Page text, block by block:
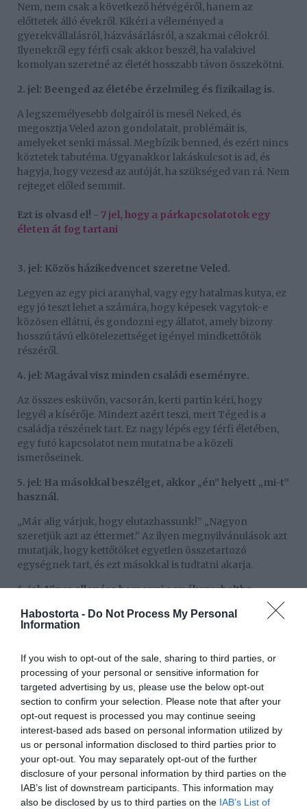
Habostorta - Do Not Process My Personal
Information
If you wish to opt-out of the sale, sharing to third parties, or
processing of your personal or sensitive information for
targeted advertising by us, please use the below opt-out
section to confirm your selection. Please note that after your
opt-out request is processed you may continue seeing
interest-based ads based on personal information utilized by
us or personal information disclosed to third parties prior to
your opt-out. You may separately opt-out of the further
disclosure of your personal information by third parties on the
IAB’s list of downstream participants. This information may
also be disclosed by us to third parties on the IAB’s List of
Nem, nem csak a következő hétvégéről, hanem az
előttetek álló évekről. Kikéri a véleményed a
gyerekvállalásról, házvásárlásról, a szakmai célokról.
Ilyenekről egy férfi csak akkor beszél, ha valakivel
komolyan szeretné az életét hosszabb távon összekötni.
2. jel: Beenged az életébe érzelmileg és fizikailag is.
A legszemélyesebb dolgairól is mesél Neked, és
megosztja Veled azon gondolatait, problémáit is,
amelyeket senki mással. Megbízik benned, és ezért nincs
köztetek tabutéma. Ugyanakkor lakáskulcsot is ad, és
hagyja, hogy vezesd az autóját, ha szükséged van rá. Nem
rejteget előled semmit.
Ezt is olvasd el! - 7 jel, hogy a párkapcsolatotok egy
életen át fog tartani
3. jel: Közös házikedvencet szeretne Veled.
Legyen az egy pici aranyhal, vagy egy hatalmas kutya, ez
egy jó teszt lehet a számára, hogy képesek vagytok-e
közösen ellátni, és gondozni egy állatot, amely bizony
hosszú távú elkötelezettséget igényel mindkettőtök
részéről.
4. jel: Magával visz minden családi eseményre.
Az összes esküvőn, vacsorán, kerti partin kéri, hogy
legyél a kísérője. Mindezt azért teszi, mert Téged is a
családja részének tart. Ez nagy lépés egy férfi életében,
egy futó kapcsolatot nem mutatna be a közeli
ismerőseinek.
5. jel: Ha másokkal beszélget, akkor „én” helyett „mi-t”
használ.
„Már alig várjuk, hogy elutazhassunk!” „Nagyon
szeretjük azt az éttermet.” Az ilyen megnyilvánulások azt
mutatják, hogy kettőtöket egyetlen összetartozó
egységnek tart, és ezt másokkal is tudtatni akarja.
6. jel: Nincs ellenére bemenni egy ékszerboltba.
Lehet, hogy az exed messziről kerülte még a jegygyűrű
nevének kiejtését is a száján. Viszont egy olyan férfi, aki
Kifejezetten érdekelni fogja, hogy Neked melyik tetszik,
és talán titokban már be is szerezte azt a bizonyos
gyűrűt.
7. jel: Aggódik érted, és a döntéseidért.
Egy férfi, aki feleségül akar venni másként gondoskodik
Rólad. Aggódik, hogy éjjel rendben hazaérsz-e, levest
főz, ha megfáztál, megvéd a rossz társaságtól, és
támogat, hogyha a karrieredben nehéz döntéseket kell
meghoznod.